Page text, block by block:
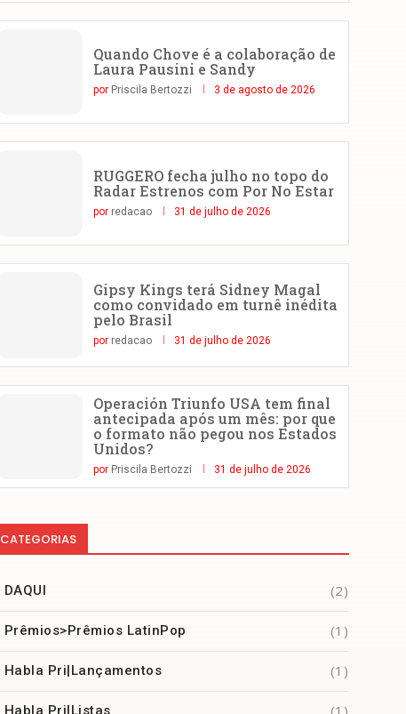
Quando Chove é a colaboração de
Laura Pausini e Sandy
por Priscila Bertozzi 3 de agosto de 2026
RUGGERO fecha julho no topo do
Radar Estrenos com Por No Estar
por redacao 31 de julho de 2026
Gipsy Kings terá Sidney Magal
como convidado em turnê inédita
pelo Brasil
por redacao 31 de julho de 2026
Operación Triunfo USA tem final
antecipada após um mês: por que
o formato não pegou nos Estados
Unidos?
por Priscila Bertozzi 31 de julho de 2026
CATEGORIAS
DAQUI (2)
Prêmios>Prêmios LatinPop (1)
Habla Pri|Lançamentos (1)
Habla Pri|Listas